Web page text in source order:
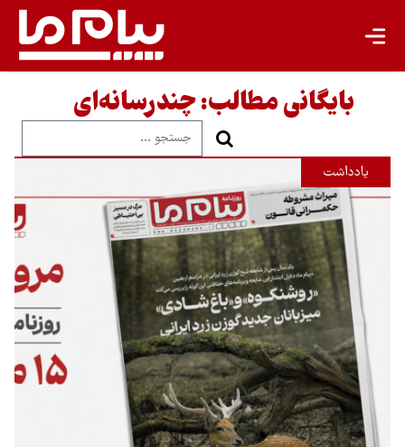
بایگانی مطالب:چندرسانه‌ای
یادداشت